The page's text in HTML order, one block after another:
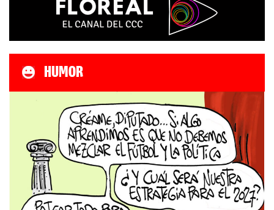
HUMOR